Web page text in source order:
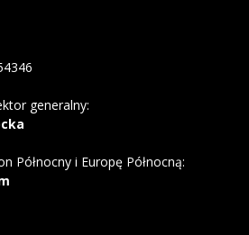
generalny:
Północny i Europę Północną: